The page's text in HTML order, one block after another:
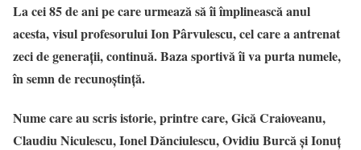
La cei 85 de ani pe care urmează să îi împlinească anul
acesta, visul profesorului Ion Pârvulescu, cel care a antrenat
zeci de generații, continuă. Baza sportivă îi va purta numele,
în semn de recunoștință.
Nume care au scris istorie, printre care, Gică Craioveanu,
Claudiu Niculescu, Ionel Dănciulescu, Ovidiu Burcă și Ionuț